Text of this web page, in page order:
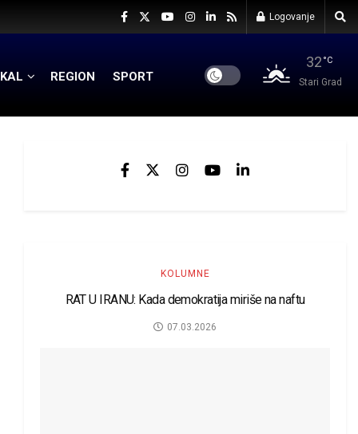
Logovanje
REGION SPORT
32 °C
Stari Grad
KOLUMNE
RAT U IRANU: Kada demokratija miriše na naftu
07.03.2026